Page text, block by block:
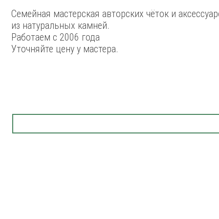
Семейная мастерская авторских чёток и
из натуральных камней.
Работаем с 2006 года
Уточняйте цену у мастера.